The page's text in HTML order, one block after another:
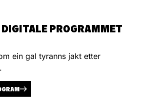
PROGRAMMET
ein gal tyranns jakt etter